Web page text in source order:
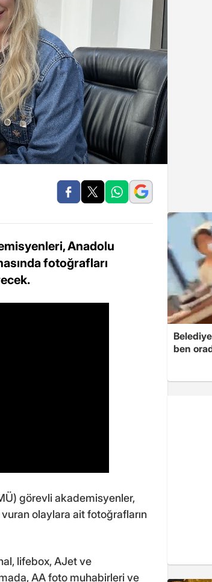
Anadolu
fotoğrafları
görevli akademisyenler,
olaylara ait fotoğrafların
lifebox, AJet ve
AA foto muhabirleri ve
ben